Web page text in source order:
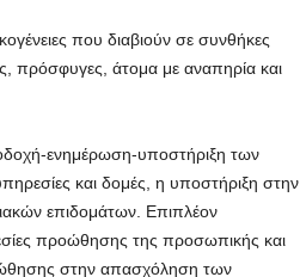
που διαβιούν σε συνθήκες
πρόσφυγες, άτομα με αναπηρία και
ενημέρωση-υποστήριξη των
και δομές, η υποστήριξη στην
επιδομάτων. Επιπλέον
προώθησης της προσωπικής και
στην απασχόληση των